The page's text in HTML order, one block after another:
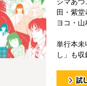
田・紫
ヨコ・
単行本
し」も収